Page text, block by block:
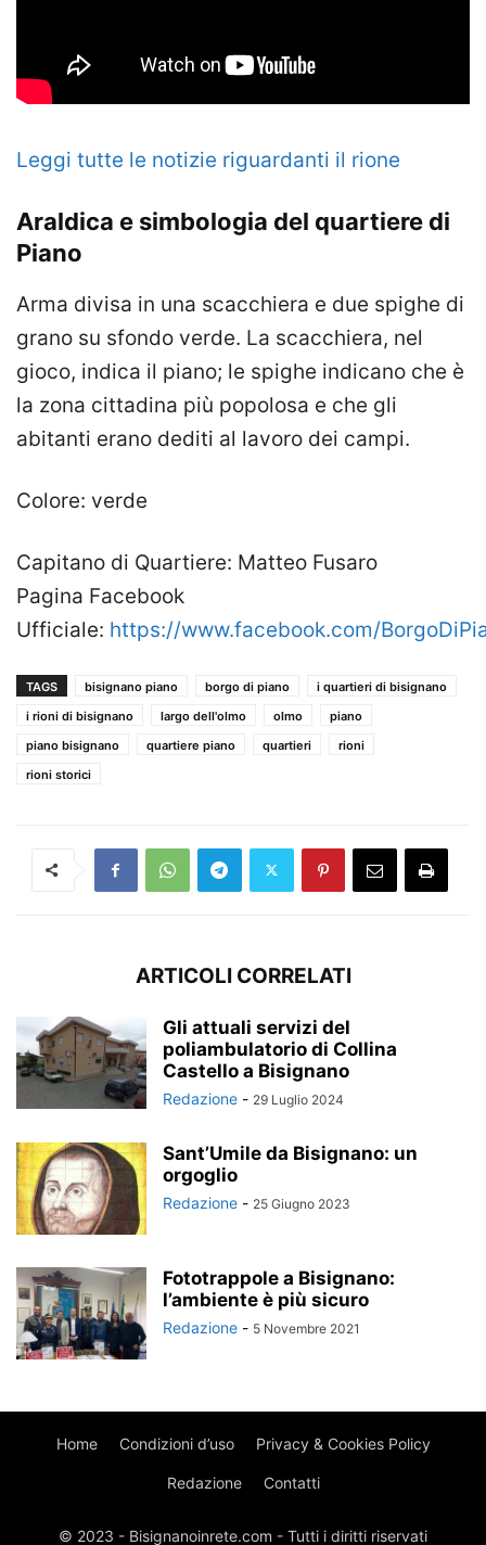
Leggi tutte le notizie riguardanti il rione
Araldica e simbologia del quartiere di
Piano
Arma divisa in una scacchiera e due spighe di
grano su sfondo verde. La scacchiera, nel
gioco, indica il piano; le spighe indicano che è
la zona cittadina più popolosa e che gli
abitanti erano dediti al lavoro dei campi.
Colore: verde
Capitano di Quartiere: Matteo Fusaro
Pagina Facebook
Ufficiale: https://www.facebook.com/
TAGS bisignano piano borgo di piano
i quartieri di bisignano
i rioni di bisignano
largo dell'olmo olmo
piano
piano bisignano
quartiere piano quartieri
rioni
rioni storici
ARTICOLI CORRELATI
Gli attuali servizi del
poliambulatorio di Collina
Castello a Bisignano
Redazione - 29 Luglio 2024
Sant’Umile da Bisignano: un
orgoglio
Redazione - 25 Giugno 2023
Fototrappole a Bisignano:
l’ambiente è più sicuro
Redazione - 5 Novembre 2021
Home Condizioni d’uso Privacy & Cookies Policy
Redazione Contatti
© 2023 - Bisignanoinrete.com - Tutti i diritti riservati